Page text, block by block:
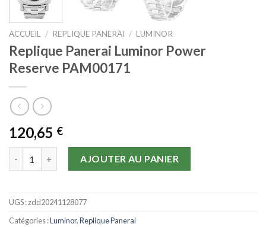
ACCUEIL / REPLIQUE PANERAI / LUMINOR
Replique Panerai Luminor Power
Reserve PAM00171
120,65 €
AJOUTER AU PANIER
UGS :zdd20241128077
Catégories :Luminor,Replique Panerai